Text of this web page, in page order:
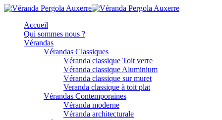
Accueil
Qui sommes nous ?
Vérandas
Vérandas Classiques
Véranda classique Toit verre
Véranda classique Aluminium
Véranda classique sur muret
Veranda classique à toit plat
Vérandas Contemporaines
Véranda moderne
Véranda architecturale